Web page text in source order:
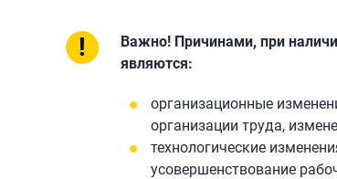
!
Важно! Причинами, при
являются:
организационные
организации труда,
технологические
усовершенствование